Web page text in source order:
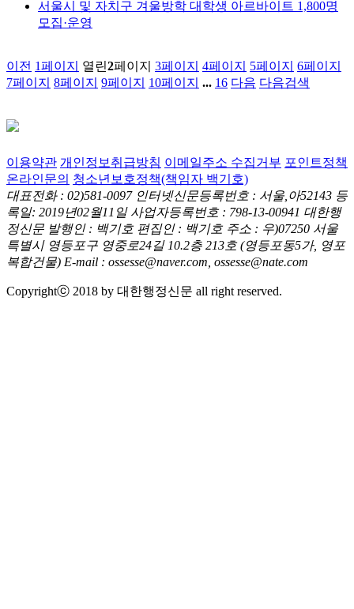
서울시 및 자치구 겨울방학 대학생 아르바이트 1,800명
모집·운영
이전 1페이지 열린2페이지 3페이지 4페이지 5페이지 6페이지
7페이지 8페이지 9페이지 10페이지 ... 16 다음 다음검색
이용약관 개인정보취급방침 이메일주소 수집거부 포인트정책
온라인문의 청소년보호정책(책임자 백기호)
대표전화 : 02)581-0097 인터넷신문등록번호 : 서울,아52143 등
록일: 2019년02월11일 사업자등록번호 : 798-13-00941 대한행
정신문 발행인 : 백기호 편집인 : 백기호 주소 : 우)07250 서울
특별시 영등포구 영중로24길 10.2층 213호 (영등포동5가, 영포
복합건물) E-mail : ossesse@naver.com, ossesse@nate.com
Copyrightⓒ 2018 by 대한행정신문 all right reserved.